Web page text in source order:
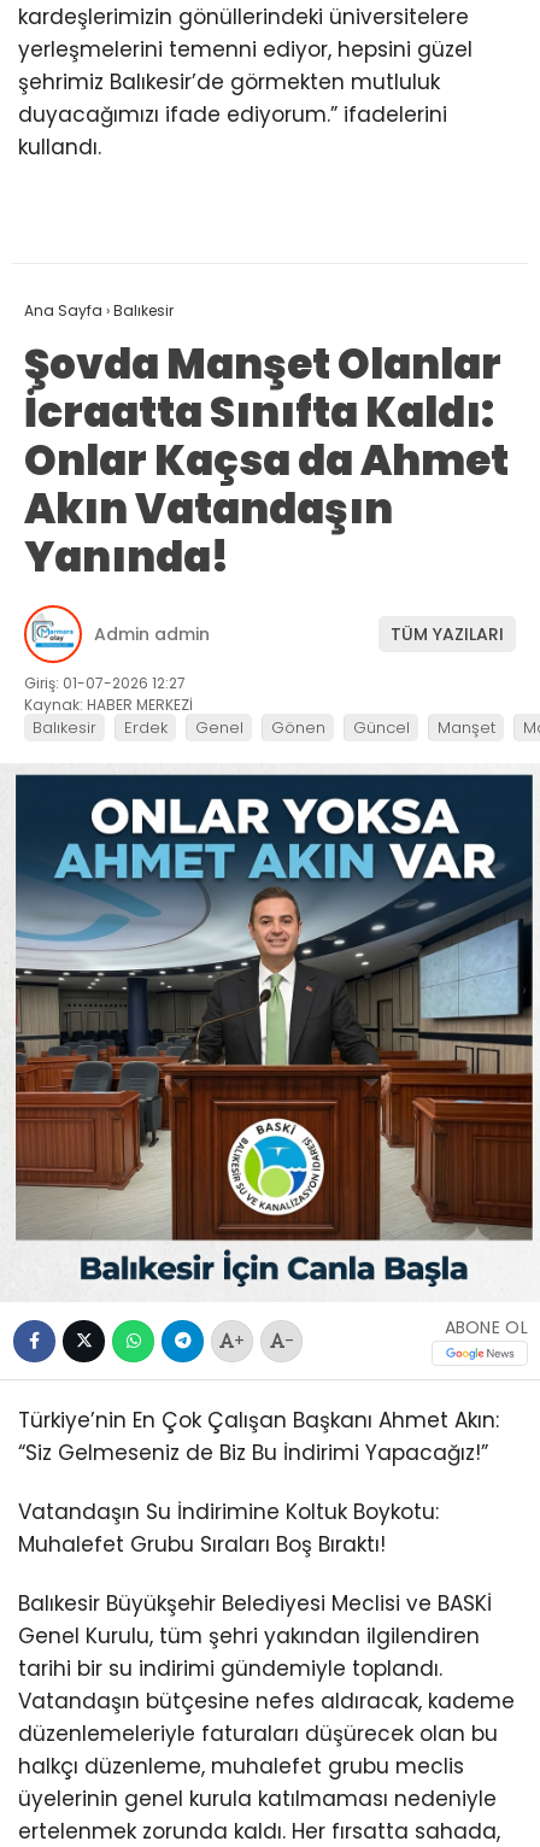
kardeşlerimizin gönüllerindeki üniversitelere
yerleşmelerini temenni ediyor, hepsini güzel
şehrimiz Balıkesir’de görmekten mutluluk
duyacağımızı ifade ediyorum.” ifadelerini
kullandı.
Ana Sayfa ›Balıkesir
Şovda Manşet Olanlar
İcraatta Sınıfta Kaldı:
Onlar Kaçsa da Ahmet
Akın Vatandaşın
Yanında!
Admin admin TÜM YAZILARI
Giriş: 01-07-2026 12:27
Kaynak: HABER MERKEZİ
Balıkesir Erdek Genel Gönen Güncel Manşet
+ -
ABONE OL
Türkiye’nin En Çok Çalışan Başkanı Ahmet Akın:
“Siz Gelmeseniz de Biz Bu İndirimi Yapacağız!”
Vatandaşın Su İndirimine Koltuk Boykotu:
Muhalefet Grubu Sıraları Boş Bıraktı!
Balıkesir Büyükşehir Belediyesi Meclisi ve BASKİ
Genel Kurulu, tüm şehri yakından ilgilendiren
tarihi bir su indirimi gündemiyle toplandı.
Vatandaşın bütçesine nefes aldıracak, kademe
düzenlemeleriyle faturaları düşürecek olan bu
halkçı düzenleme, muhalefet grubu meclis
üyelerinin genel kurula katılmaması nedeniyle
ertelenmek zorunda kaldı. Her fırsatta sahada,